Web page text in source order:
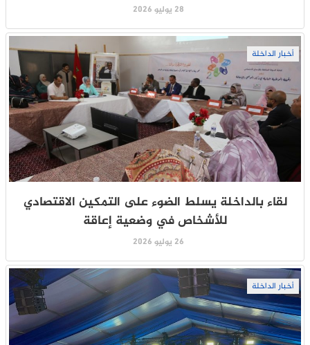
28 يوليو 2026
أخبار الداخلة
لقاء بالداخلة يسلط الضوء على التمكين الاقتصادي
للأشخاص في وضعية إعاقة
26 يوليو 2026
أخبار الداخلة